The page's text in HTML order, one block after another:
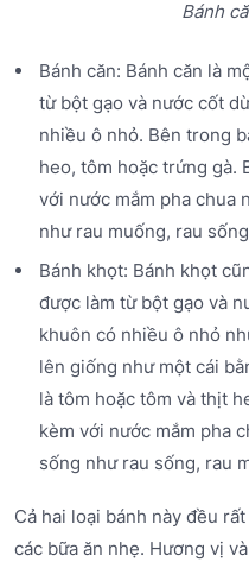
Bánh
Bánh căn: Bánh căn là
từ bột gạo và nước cốt
nhiều ô nhỏ. Bên trong
heo, tôm hoặc trứng gà.
với nước mắm pha chua
như rau muống, rau
Bánh khọt: Bánh khọt
được làm từ bột gạo và
khuôn có nhiều ô nhỏ
lên giống như một cái
là tôm hoặc tôm và thịt
kèm với nước mắm pha
sống như rau sống, rau
Cả hai loại bánh này đều
các bữa ăn nhẹ. Hương vị